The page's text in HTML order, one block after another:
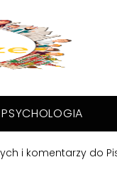
PSYCHOLOGIA
i komentarzy do